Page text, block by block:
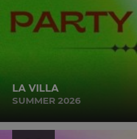
LA VILLA
SUMMER 2026